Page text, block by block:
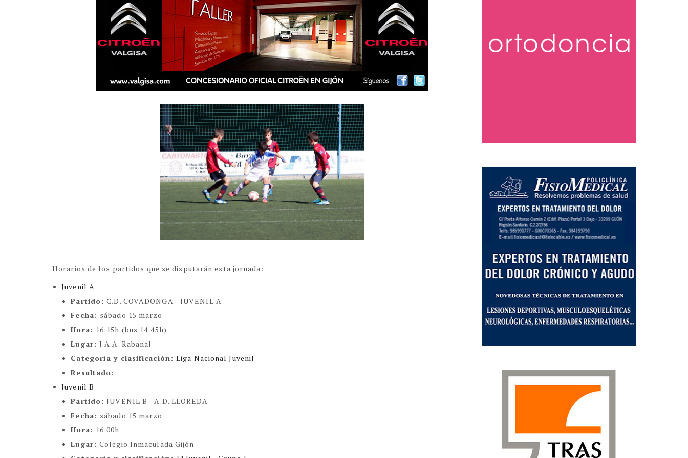
Horarios de los partidos que se disputarán esta jornada:
Juvenil A
Partido:C.D. COVADONGA - JUVENIL A
Fecha: sábado 15 marzo
Hora: 16:15h (bus 14:45h)
Lugar:J.A.A. Rabanal
Categoría y clasificación:Liga Nacional Juvenil
Resultado:
Juvenil B
Partido:JUVENIL B - A.D. LLOREDA
Fecha: sábado 15 marzo
Hora: 16:00h
Lugar:Colegio Inmaculada Gijón